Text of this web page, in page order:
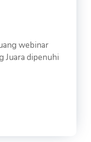
webinar
Juara dipenuhi